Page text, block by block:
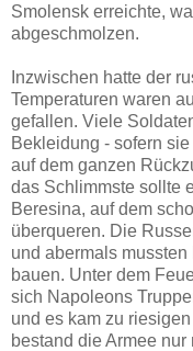
Smolensk erreichte,
abgeschmolzen.
Inzwischen hatte der
Temperaturen waren
gefallen. Viele
Bekleidung - sofern
auf dem ganzen
das Schlimmste sollte
Beresina, auf dem
überqueren. Die
und abermals
bauen. Unter dem
sich Napoleons
und es kam zu
bestand die Armee